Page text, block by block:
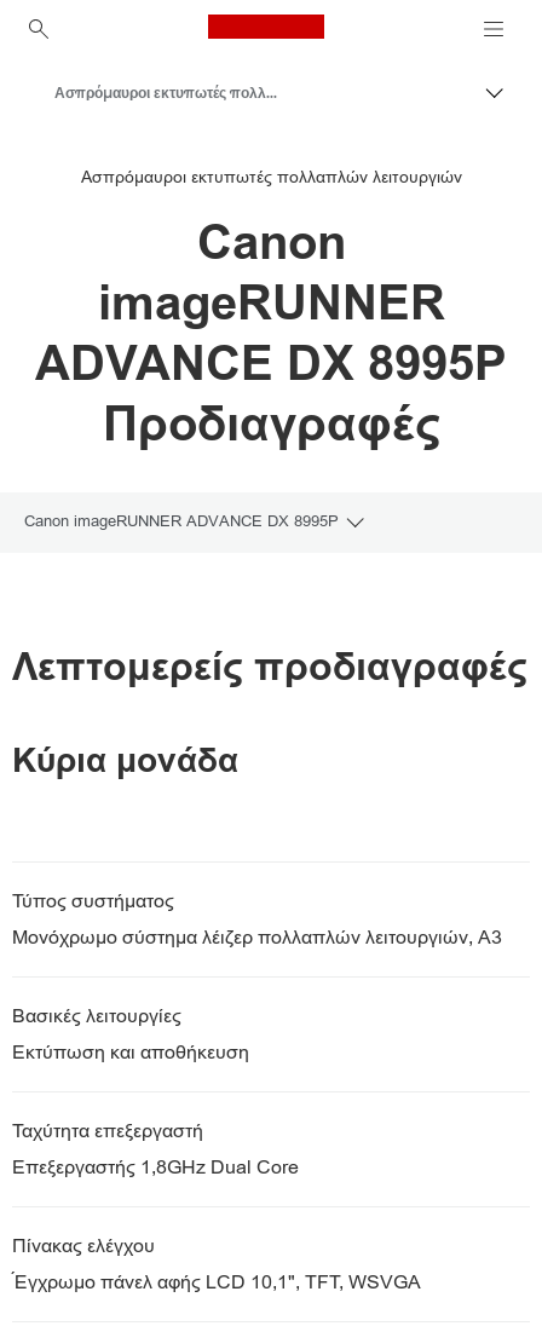
Canon Logo, back to
Λύσεις και υπηρεσίες
Επαγγελματικά προϊόντα
Εκτυπωτές πολλαπλών λειτουργιών – Πολυμηχανήματα
Ασπρόμαυροι εκτυπωτές πολλαπλών λειτουργιών
Ασπρόμαυροι εκτυπωτές πολλαπλών λειτουργιών
Canon
imageRUNNER
ADVANCE DX 8995P
Προδιαγραφές
Canon imageRUNNER ADVANCE DX 8995P
Toggle breadcrumbs
Λεπτομερείς προδιαγραφές
Κύρια μονάδα
Τύπος συστήματος
Μονόχρωμο σύστημα λέιζερ πολλαπλών λειτουργιών, Α3
Βασικές λειτουργίες
Εκτύπωση και αποθήκευση
Ταχύτητα επεξεργαστή
Επεξεργαστής 1,8GHz Dual Core
Πίνακας ελέγχου
Έγχρωμο πάνελ αφής LCD 10,1", TFT, WSVGA